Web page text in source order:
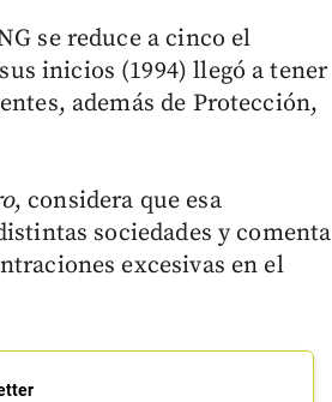
se reduce a cinco el
inicios (1994) llegó a tener
además de Protección,
, considera que esa
sociedades y comenta
excesivas en el